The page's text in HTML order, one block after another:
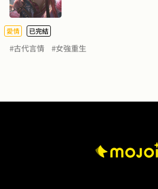
戀花叢，夜夜笙歌，奢靡
山社稷。穆岑無畏，見佛殺
的王，只負責虐狗。
愛情 已完結
#古代言情 #女強重生